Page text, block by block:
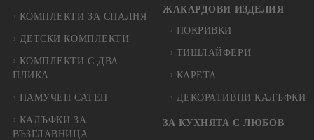
КОМПЛЕКТИ ЗА СПАЛНЯ
ДЕТСКИ КОМПЛЕКТИ
КОМПЛЕКТИ С ДВА
ПЛИКА
ПАМУЧЕН САТЕН
КАЛЪФКИ ЗА
ВЪЗГЛАВНИЦА
ЖАКАРДОВИ ИЗДЕЛИЯ
ПОКРИВКИ
ТИШЛАЙФЕРИ
КАРЕТА
ДЕКОРАТИВНИ КАЛЪФКИ
ЗА КУХНЯТА С ЛЮБОВ